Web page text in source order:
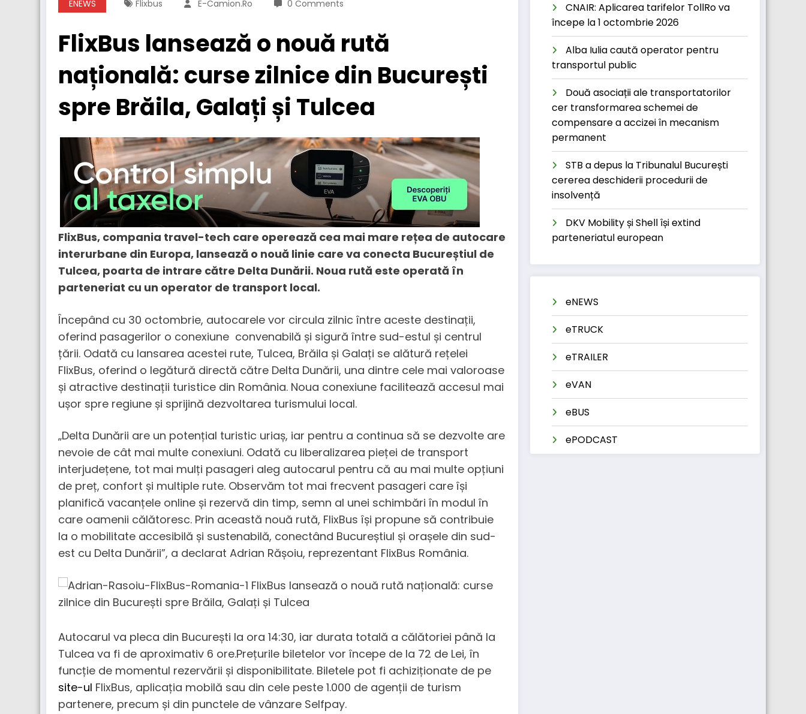
ENEWS Flixbus E-Camion.ro 0 Comments
FlixBus lansează o nouă rută
națională: curse zilnice din București
spre Brăila, Galați și Tulcea
FlixBus, compania travel-tech care operează cea mai mare rețea de autocare
interurbane din Europa, lansează o nouă linie care va conecta Bucureștiul de
Tulcea, poarta de intrare către Delta Dunării. Noua rută este operată în
parteneriat cu un operator de transport local.
Începând cu 30 octombrie, autocarele vor circula zilnic între aceste destinații,
oferind pasagerilor o conexiune convenabilă și sigură între sud-estul și centrul
țării. Odată cu lansarea acestei rute, Tulcea, Brăila și Galați se alătură rețelei
FlixBus, oferind o legătură directă către Delta Dunării, una dintre cele mai valoroase
și atractive destinații turistice din România. Noua conexiune facilitează accesul mai
ușor spre regiune și sprijină dezvoltarea turismului local.
„Delta Dunării are un potențial turistic uriaș, iar pentru a continua să se dezvolte are
nevoie de cât mai multe conexiuni. Odată cu liberalizarea pieței de transport
interjudețene, tot mai mulți pasageri aleg autocarul pentru că au mai multe opțiuni
de preț, confort și multiple rute. Observăm tot mai frecvent pasageri care își
planifică vacanțele online și rezervă din timp, semn al unei schimbări în modul în
care oamenii călătoresc. Prin această nouă rută, FlixBus își propune să contribuie
la o mobilitate accesibilă și sustenabilă, conectând Bucureștiul și orașele din sud-
est cu Delta Dunării”, a declarat Adrian Rășoiu, reprezentant FlixBus România.
Autocarul va pleca din București la ora 14:30, iar durata totală a călătoriei până la
Tulcea va fi de aproximativ 6 ore.Prețurile biletelor vor începe de la 72 de Lei, în
funcție de momentul rezervării și disponibilitate. Biletele pot fi achiziționate de pe
site-ul FlixBus, aplicația mobilă sau din cele peste 1.000 de agenții de turism
partenere, precum și din punctele de vânzare Selfpay.
CNAIR: Aplicarea tarifelor TollRo va
începe la 1 octombrie 2026
Alba Iulia caută operator pentru
transportul public
Două asociații ale transportatorilor
cer transformarea schemei de
compensare a accizei în mecanism
permanent
STB a depus la Tribunalul București
cererea deschiderii procedurii de
insolvență
DKV Mobility și Shell își extind
parteneriatul european
eNEWS
eTRUCK
eTRAILER
eVAN
eBUS
ePODCAST